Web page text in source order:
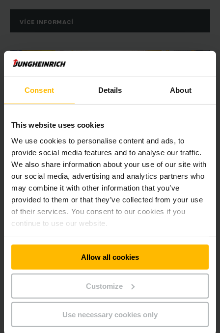
Consent Details About
This website uses cookies
We use cookies to personalise content and ads, to
provide social media features and to analyse our traffic.
We also share information about your use of our site with
our social media, advertising and analytics partners who
may combine it with other information that you’ve
provided to them or that they’ve collected from your use
of their services. You consent to our cookies if you
continue to use our website.
Allow all cookies
Customize
Use necessary cookies only
VÍCE INFORMACÍ
EFEKTIVNÍ VYUŽITÍ PROSTORU
Konzolové regály pro dlouhý materiál
Pokud musíte skladovatdlouhé materiály
regály. Použitím skladových plošin vytvoříte další skladový